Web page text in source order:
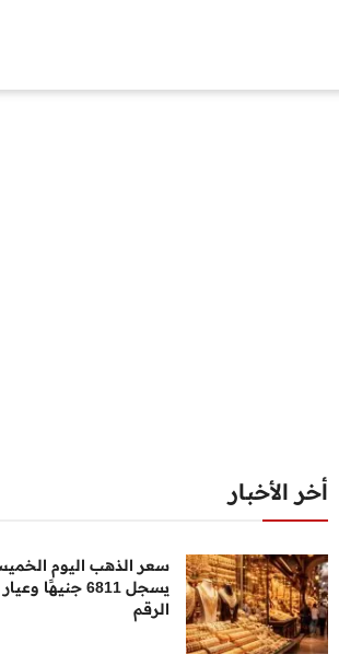
أخر الأخبار
الرقم